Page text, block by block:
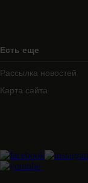
Есть еще
Рассылка новостей
Карта сайта